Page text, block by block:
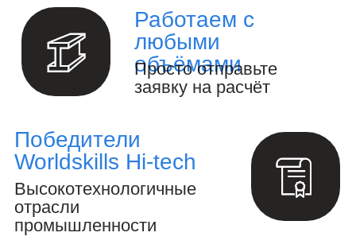
металлоконструкций.
Полный цикл обработки металла и
металлоизделий
Производство инженерных
расчётов и анализ конструкций.
конструкторской документации.
Осуществление авторского
надзора за реализацией проекта.